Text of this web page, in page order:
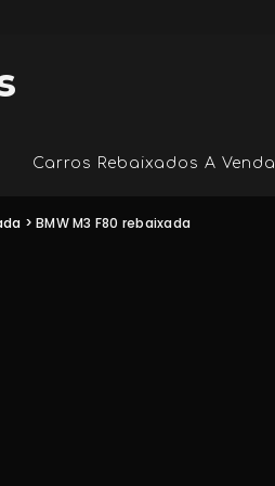
Carros Rebaixados A Venda
>BMW M3 F80 rebaixada